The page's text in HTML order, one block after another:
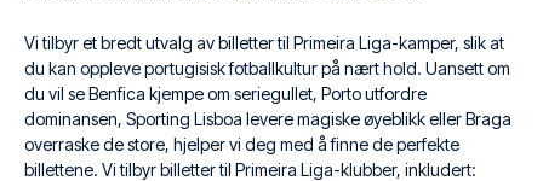
Vi tilbyr et bredt utvalg av billetter til Primeira Liga-kamper, slik at
du kan oppleve portugisisk fotballkultur på nært hold. Uansett om
du vil se Benfica kjempe om seriegullet, Porto utfordre
dominansen, Sporting Lisboa levere magiske øyeblikk eller Braga
overraske de store, hjelper vi deg med å finne de perfekte
billettene. Vi tilbyr billetter til Primeira Liga-klubber, inkludert: